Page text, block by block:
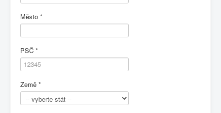
Město *
PSČ *
Země *